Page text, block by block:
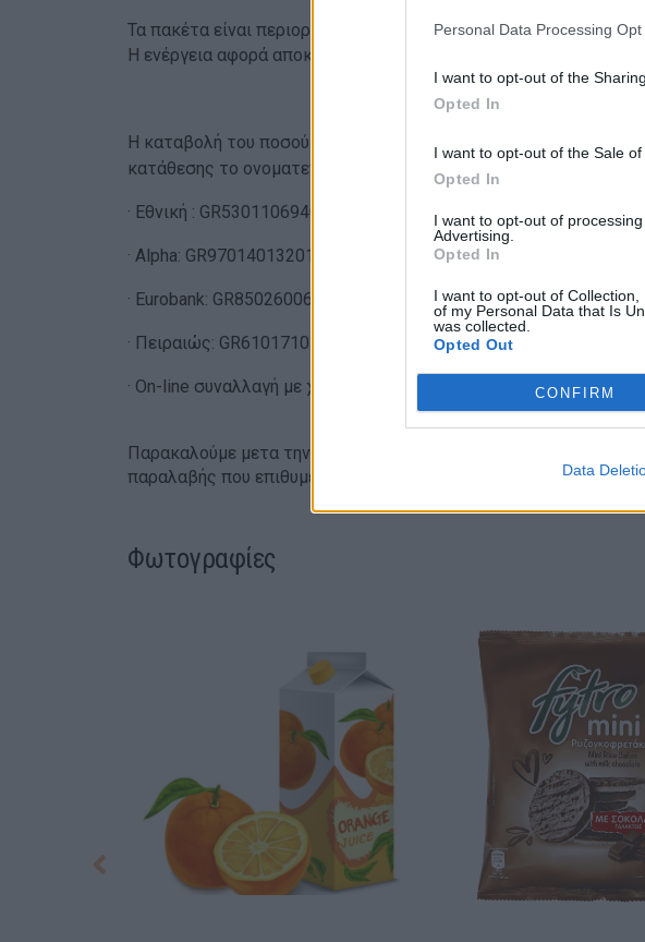
Personal Data Processing
I want to opt-out of the
Opted In
I want to opt-out of the Sale of
Opted In
I want to opt-out of
Advertising.
Opted In
I want to opt-out of
of my Personal Data that Is
was collected.
Opted Out
CONFIRM
Data
Τα πακέτα είναι περιορισμένα και θα τηρηθεί σειρά
Η ενέργεια αφορά αποκλειστικά τα ταμειακώς ενήμερα μέλη του
Η καταβολή του ποσού για το πακέτo που θα επιλέξετε, μπορεί
κατάθεσης το ονοματεπώνυμο του μέλους.
· Εθνική : GR5301106940000069448000955
· Alpha: GR9701401320132002101127620
· Eurobank: GR8502600630000440100486238
· Πειραιώς: GR6101710300006030151150479
· On-line συναλλαγή με χρεωστική ή πιστωτική κάρτα: πατήστε
Παρακαλούμε μετα την πληρωμή, αποστείλτε μας στο
παραλαβής που επιθυμείτε ώστε άμεσα να προχωρήσουμε στην
Φωτογραφίες